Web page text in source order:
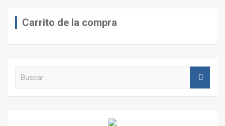
Carrito de la compra